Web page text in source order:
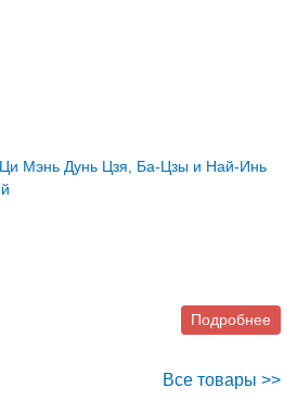
Ци Мэнь Дунь Цзя, Ба-Цзы и Най-Инь
Подробнее
Все товары >>